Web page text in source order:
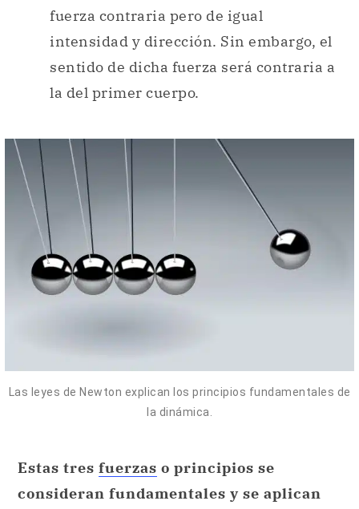
fuerza contraria pero de igual
intensidad y dirección. Sin embargo, el
sentido de dicha fuerza será contraria a
la del primer cuerpo.
Las leyes de Newton explican los principios fundamentales de
la dinámica.
Estas tres fuerzas o principios se
consideran fundamentales y se aplican